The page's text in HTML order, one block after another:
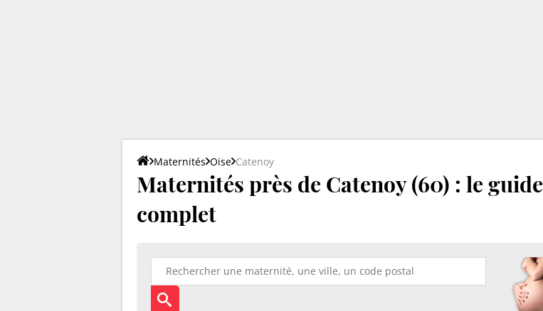
Maternités Oise Catenoy
Maternités près de Catenoy (60) : le guide
complet